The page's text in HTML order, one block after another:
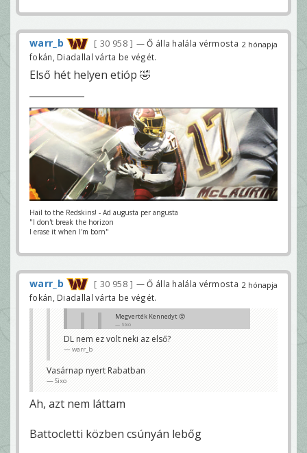
2 hónapja
warr_b 30 958
— Ő álla halála vérmosta
fokán, Diadallal várta be végét.
Első hét helyen etióp 🤣
Hail to the Redskins! - Ad augusta per angusta
"I don't break the horizon
I erase it when I'm born"
2 hónapja
warr_b 30 958
— Ő álla halála vérmosta
fokán, Diadallal várta be végét.
Megverték Kennedyt 😮
Sixo
Sokat kihagyott, majd formába lendül 😊
warr_b
Sixo
DL nem ez volt neki az első?
warr_b
Vasárnap nyert Rabatban
Sixo
Ah, azt nem láttam
Battocletti közben csúnyán lebőg